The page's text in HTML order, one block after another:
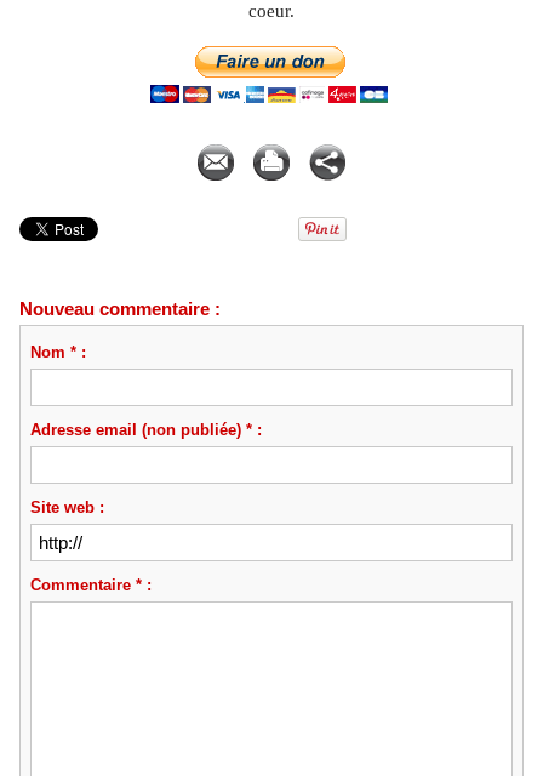
coeur.
Nouveau commentaire :
Nom * :
Adresse email (non publiée) * :
Site web :
Commentaire * :